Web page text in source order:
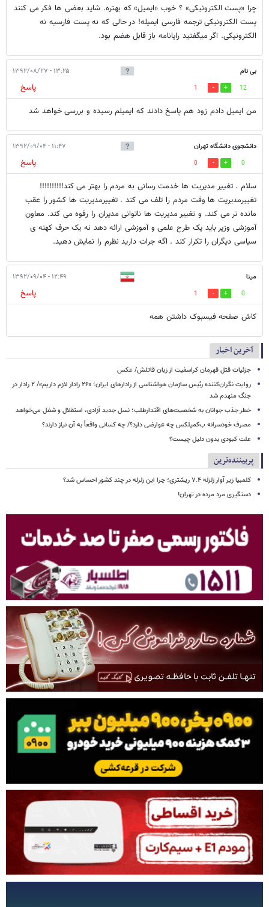
چرا «پست الکترونیکی» ؟ خوب «ایمیل» که بهتره. شاید بعضی ها فکر می کنند
پست الکترونیکی ترجمه فارسی ایمیله! در حالی که نه پست فارسیه نه
الکترونیکی. اگر میگفتید رایانامه باز قابل هضم بود.
بی نام ۱۳:۲۵ - ۱۳۹۲/۰۸/۲۷
12
1
پاسخ
من ایمیل دادم زود هم پاسخ دادند که ایمیلم رسیده و بررسی خواهد شد
دانشجوی دانشگاه تهران ۱۱:۴۷ - ۱۳۹۲/۰۹/۰۴
0
0
پاسخ
سلام . تغییر مدیریت ها خدمت رسانی به مردم را بهتر می کند!!!!!!!!!!
تغییرمدیریت ها وقت مردم را تلف می کند . تغییرمدیریت ها کشور را عقب
مانده تر می کند. و تغییر مدیریت ها ناتوانی مدیران را رفوه می کند. معاون
آموزشی وزیر باید یک طرح علمی و آموزشی ارائه دهد نه یک حرف کهنه ی
سیاسی دیگران را تکرار کند . اگه جرات دارید نظرم را نمایش دهید.
مینا ۱۲:۴۹ - ۱۳۹۲/۰۹/۰۴
0
1
پاسخ
کاش صفحه فیسبوک داشتن همه
آخرین اخبار
جزئیات قتل قهرمان کراسفیت از زبان قاتلش/ عکس
روایت نگران‌کننده رئیس سازمان هواشناسی از رادارهای ایران؛ «۲۶ رادار لازم داریم»/ ۲ رادار در
جنگ منهدم شد
خطر جذب جوانان به شخصیت‌های اقتدارطلب؛ نسل جدید آزادی، استقلال و شغل می‌خواهد
مصرف خودسرانه ب‌کمپلکس چه عوارضی دارد؟/ چه کسانی واقعاً به آن نیاز دارند؟
علت کبودی بدون دلیل چیست؟
پربیننده‌ترین
کلمبیا زیر آوار زلزله ۷.۴ ریشتری؛ چرا این زلزله در چند کشور احساس شد؟
دستگیری مرد مرده در تهران!